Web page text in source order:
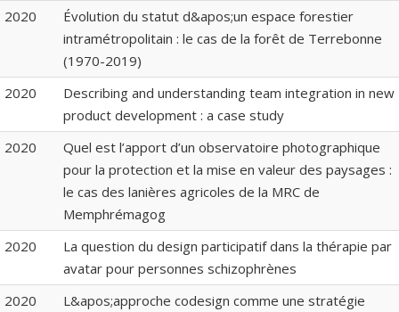
2020
Évolution du statut d&apos;un espace forestier
intramétropolitain : le cas de la forêt de Terrebonne
(1970-2019)
2020
Describing and understanding team integration in new
product development : a case study
2020
Quel est l’apport d’un observatoire photographique
pour la protection et la mise en valeur des paysages :
le cas des lanières agricoles de la MRC de
Memphrémagog
2020
La question du design participatif dans la thérapie par
avatar pour personnes schizophrènes
2020
L&apos;approche codesign comme une stratégie